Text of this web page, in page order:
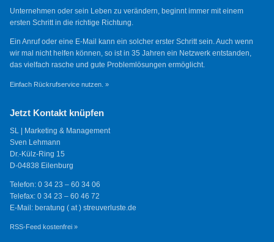
Unternehmen oder sein Leben zu verändern, beginnt immer mit einem
ersten Schritt in die richtige Richtung.
Ein Anruf oder eine E-Mail kann ein solcher erster Schritt sein. Auch wenn
wir mal nicht helfen können, so ist in 35 Jahren ein Netzwerk entstanden,
das vielfach rasche und gute Problemlösungen ermöglicht.
Einfach Rückrufservice nutzen. »
Jetzt Kontakt knüpfen
SL | Marketing & Management
Sven Lehmann
Dr.-Külz-Ring 15
D-04838 Eilenburg
Telefon: 0 34 23 – 60 34 06
Telefax: 0 34 23 – 60 46 72
E-Mail: beratung ( at ) streuverluste.de
RSS-Feed kostenfrei »